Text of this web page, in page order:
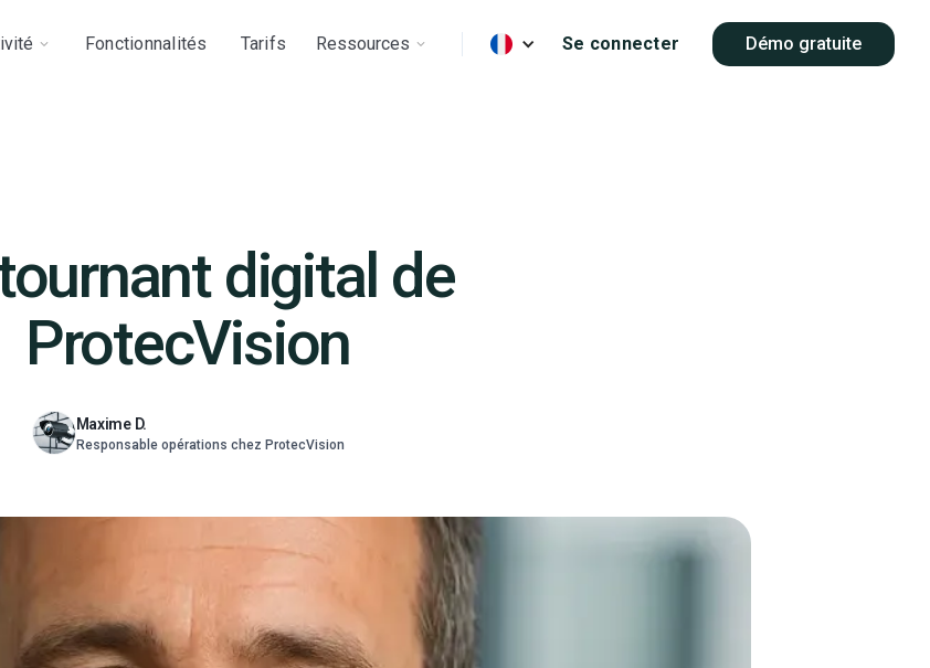
Fonctionnalités Tarifs Ressources Se connecter Démo gratuite
digital de
ProtecVision
Maxime D.
Responsable opérations chez ProtecVision